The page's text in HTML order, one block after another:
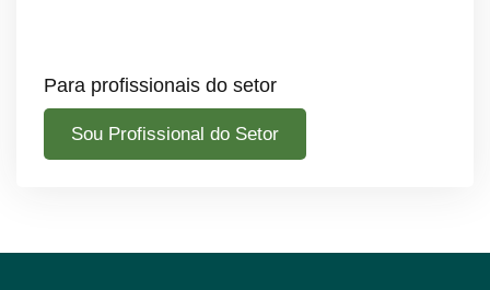
Para profissionais do setor
Sou Profissional do Setor